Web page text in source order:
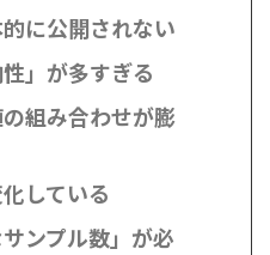
に公開されない
」が多すぎる
組み合わせが膨
している
ンプル数」が必